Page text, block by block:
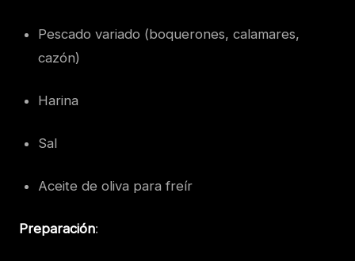
Pescado variado (boquerones, calamares,
cazón)
Harina
Sal
Aceite de oliva para freír
Preparación: